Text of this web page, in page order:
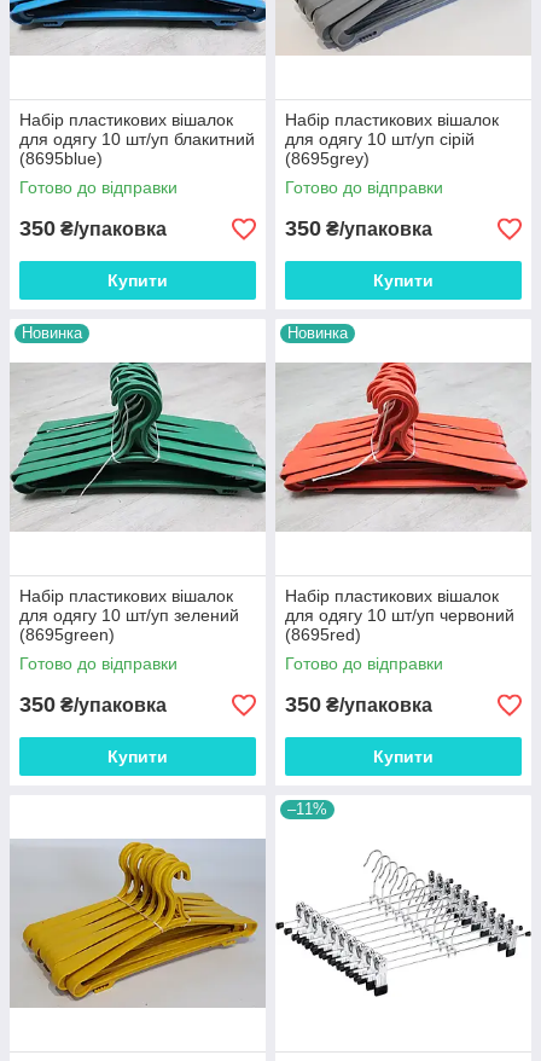
Набір пластикових вішалок
для одягу 10 шт/уп блакитний
(8695blue)
Готово до відправки
350 ₴/упаковка
Купити
Набір пластикових вішалок
для одягу 10 шт/уп сірій
(8695grey)
Готово до відправки
350 ₴/упаковка
Купити
Новинка
Набір пластикових вішалок
для одягу 10 шт/уп зелений
(8695green)
Готово до відправки
350 ₴/упаковка
Купити
Новинка
Набір пластикових вішалок
для одягу 10 шт/уп червоний
(8695red)
Готово до відправки
350 ₴/упаковка
Купити
–11%